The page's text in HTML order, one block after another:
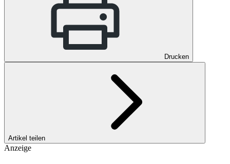
Drucken
Artikel teilen
Anzeige